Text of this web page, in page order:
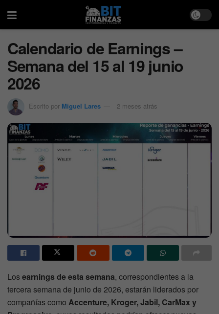
Calendario de Earnings –
Semana del 15 al 19 junio
2026
Escrito por Miguel Lares 2 meses atrás
Losearnings de esta semana, correspondientes a la
tercera semana de junio de 2026, estarán liderados por
compañías como Accenture, Kroger, Jabil, CarMax y